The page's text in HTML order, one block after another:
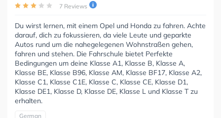
7 Reviews
Du wirst lernen, mit einem Opel und Honda zu fahren. Achte
darauf, dich zu fokussieren, da viele Leute und geparkte
Autos rund um die nahegelegenen Wohnstraßen gehen,
fahren und stehen. Die Fahrschule bietet Perfekte
Bedingungen um deine Klasse A1, Klasse B, Klasse A,
Klasse BE, Klasse B96, Klasse AM, Klasse BF17, Klasse A2,
Klasse C1, Klasse C1E, Klasse C, Klasse CE, Klasse D1,
Klasse DE1, Klasse D, Klasse DE, Klasse L und Klasse T zu
erhalten.
German